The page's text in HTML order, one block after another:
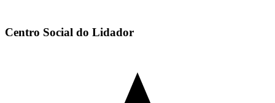
Centro Social do Lidador